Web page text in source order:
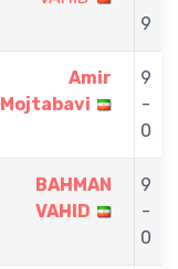
9
Amir
Mojtabavi
9
-
0
BAHMAN
VAHID
9
-
0